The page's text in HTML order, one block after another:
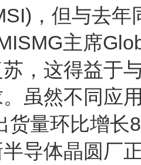
，但与去
主席
，这得益于
虽然不同应
货量环比增长
导体晶圆厂